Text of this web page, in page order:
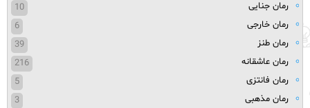
رمان جنایی
10
رمان خارجی
6
رمان طنز
39
رمان عاشقانه
216
رمان فانتزی
5
رمان مذهبی
3